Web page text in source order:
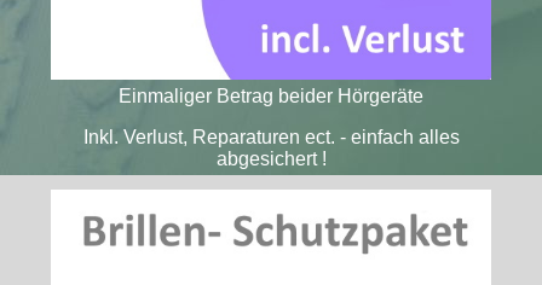
Einmaliger Betrag beider Hörgeräte
Inkl. Verlust, Reparaturen ect. - einfach alles
abgesichert !